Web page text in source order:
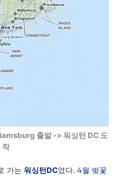
출발 -> 워싱턴 DC 도
착
가는 워싱턴DC였다. 4월 벚꽃